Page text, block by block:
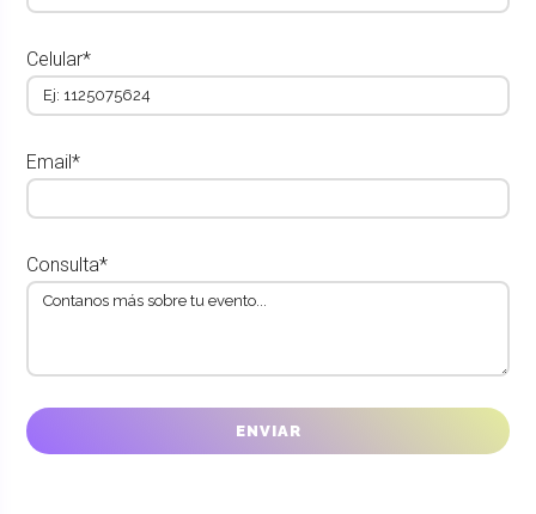
Celular*
Email*
Consulta*